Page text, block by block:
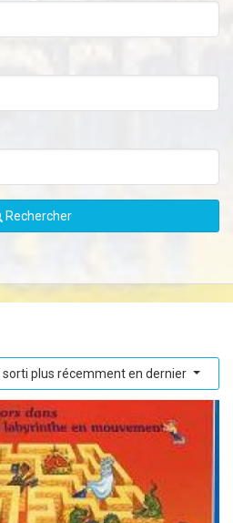
Rechercher
sorti plus récemment en dernier